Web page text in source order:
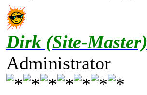
Dirk (Site-Master)
Administrator